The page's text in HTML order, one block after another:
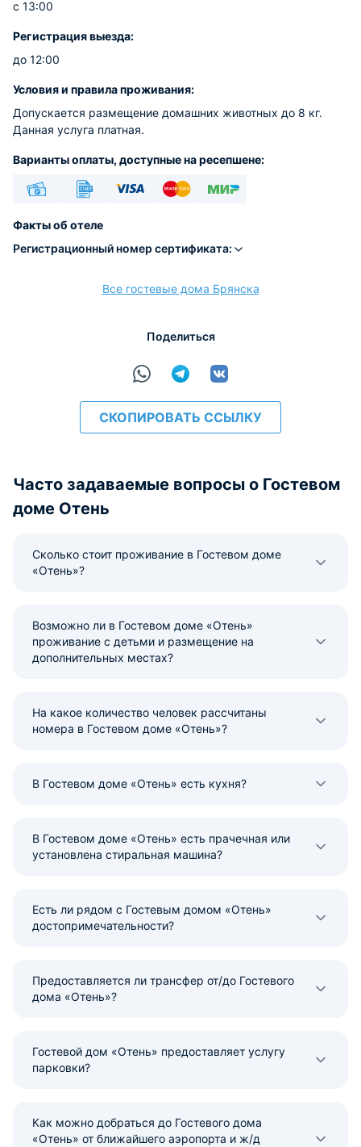
с 13:00
Регистрация выезда:
до 12:00
Условия и правила проживания:
Допускается размещение домашних животных до 8 кг.
Данная услуга платная.
Варианты оплаты, доступные на ресепшене:
Факты об отеле
Регистрационный номер сертификата:
Все гостевые дома Брянска
Поделиться
СКОПИРОВАТЬ ССЫЛКУ
Часто задаваемые вопросы о Гостевом
доме Отень
Сколько стоит проживание в Гостевом доме
«Отень»?
Возможно ли в Гостевом доме «Отень»
проживание с детьми и размещение на
дополнительных местах?
На какое количество человек рассчитаны
номера в Гостевом доме «Отень»?
В Гостевом доме «Отень» есть кухня?
В Гостевом доме «Отень» есть прачечная или
установлена стиральная машина?
Есть ли рядом с Гостевым домом «Отень»
достопримечательности?
Предоставляется ли трансфер от/до Гостевого
дома «Отень»?
Гостевой дом «Отень» предоставляет услугу
парковки?
Как можно добраться до Гостевого дома
«Отень» от ближайшего аэропорта и ж/д